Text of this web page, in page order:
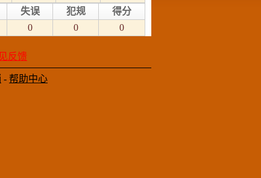
失误 犯规
得分
0 0 0
反馈
- 帮助中心